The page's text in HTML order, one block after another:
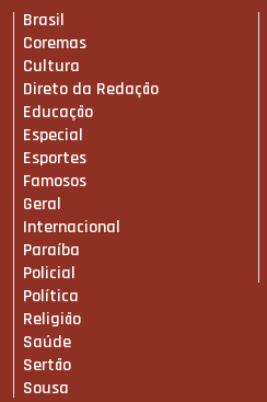
Brasil
Coremas
Cultura
Direto da Redação
Educação
Especial
Esportes
Famosos
Geral
Internacional
Paraíba
Policial
Política
Religião
Saúde
Sertão
Sousa